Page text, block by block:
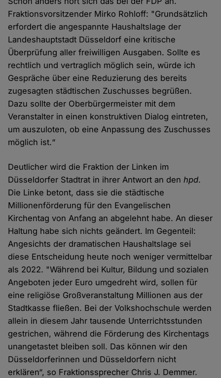
Fraktionsvorsitzender Mirko Rohloff: "Grundsätzlich
erfordert die angespannte Haushaltslage der
Landeshauptstadt Düsseldorf eine kritische
Überprüfung aller freiwilligen Ausgaben. Sollte es
rechtlich und vertraglich möglich sein, würde ich
Gespräche über eine Reduzierung des bereits
zugesagten städtischen Zuschusses begrüßen.
Dazu sollte der Oberbürgermeister mit dem
Veranstalter in einen konstruktiven Dialog eintreten,
um auszuloten, ob eine Anpassung des Zuschusses
möglich ist.“
Deutlicher wird die Fraktion der Linken im
Düsseldorfer Stadtrat in ihrer Antwort an denhpd.
Die Linke betont, dass sie die städtische
Millionenförderung für den Evangelischen
Kirchentag von Anfang an abgelehnt habe. An dieser
Haltung habe sich nichts geändert. Im Gegenteil:
Angesichts der dramatischen Haushaltslage sei
diese Entscheidung heute noch weniger vermittelbar
als 2022. "Während bei Kultur, Bildung und sozialen
Angeboten jeder Euro umgedreht wird, sollen für
eine religiöse Großveranstaltung Millionen aus der
Stadtkasse fließen. Bei der Volkshochschule werden
allein in diesem Jahr tausende Unterrichtsstunden
gestrichen, während die Förderung des Kirchentags
unangetastet bleiben soll. Das können wir den
Düsseldorferinnen und Düsseldorfern nicht
erklären“, so Fraktionssprecher Chris J. Demmer.